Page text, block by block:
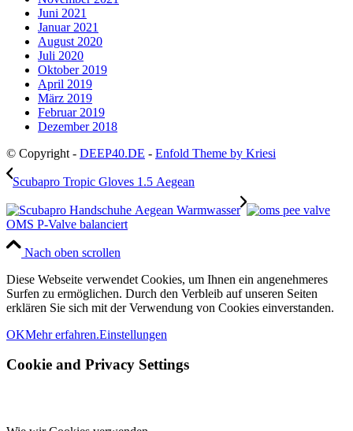
Juni 2021
Januar 2021
August 2020
Juli 2020
Oktober 2019
April 2019
März 2019
Februar 2019
Dezember 2018
© Copyright - DEEP40.DE - Enfold Theme by Kriesi
Scubapro Tropic Gloves 1.5 Aegean
OMS P-Valve balanciert
Nach oben scrollen
Diese Webseite verwendet Cookies, um Ihnen ein angenehmeres
Surfen zu ermöglichen. Durch den Verbleib auf unseren Seiten
erklären Sie sich mit der Verwendung von Cookies einverstanden.
OKMehr erfahren.Einstellungen
Cookie and Privacy Settings